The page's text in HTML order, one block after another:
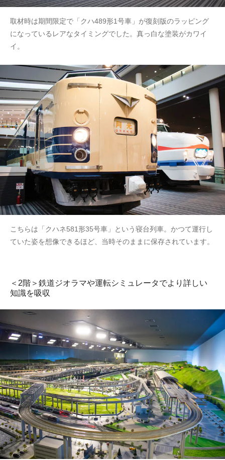
取材時は期間限定で「クハ489形1号車」が復刻版のラッピング
になっているレアなタイミングでした。真っ白な塗装がカワイ
イ。
こちらは「クハネ581形35号車」という寝台列車。かつて運行し
ていた姿を想像できるほど、当時そのままに保存されています。
＜2階＞鉄道ジオラマや運転シミュレータでより詳しい
知識を吸収